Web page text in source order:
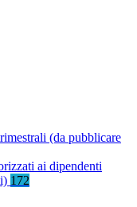
(da pubblicare
ai dipendenti
172